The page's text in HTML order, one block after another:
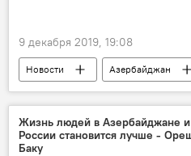
9 декабря 2019, 19:08
Новости Азербайджан
Экономика
Политика
Совместное предприятие
Сервис
Жизнь людей в Азербайджане и
России становится лучше -
Баку